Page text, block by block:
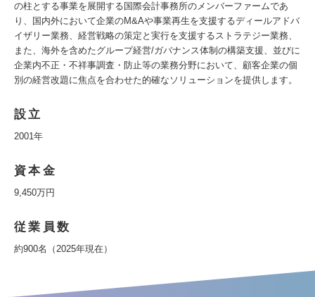
の柱とする事業を展開する国際会計事務所のメンバーファームであ
り、国内外において企業のM&Aや事業再生を支援するディールアドバ
イザリー業務、経営戦略の策定と実行を支援するストラテジー業務、
また、海外を含めたグループ経営/ガバナンス体制の構築支援、並びに
企業内不正・不祥事調査・防止等の業務分野において、顧客企業の個
別の経営改題に焦点を合わせた的確なソリューションを提供します。
設立
2001年
資本金
9,450万円
従業員数
約900名（2025年現在）